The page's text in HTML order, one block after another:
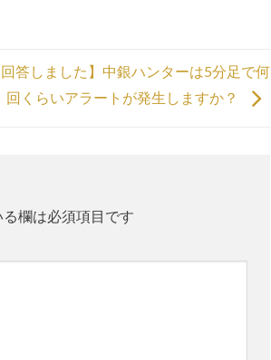
回答しました】中銀ハンターは5分足で何
回くらいアラートが発生しますか？
欄は必須項目です